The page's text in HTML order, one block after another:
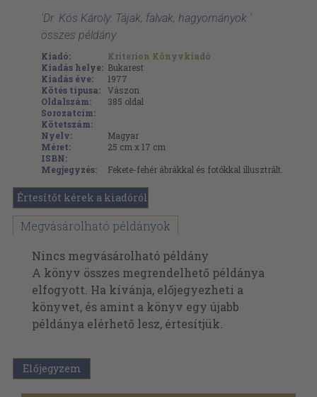
'Dr. Kós Károly: Tájak, falvak, hagyományok '
összes példány
Kiadó:
Kriterion Könyvkiadó
Kiadás helye: Bukarest
Kiadás éve:
1977
Kötés típusa:
Vászon
Oldalszám:
385 oldal
Sorozatcím:
Kötetszám:
Nyelv:
Magyar
Méret:
25 cm x 17 cm
ISBN:
Megjegyzés:
Fekete-fehér ábrákkal és fotókkal illusztrált.
Értesítőt kérek a kiadóról
Megvásárolható példányok
Nincs megvásárolható példány
A könyv összes megrendelhető példánya
elfogyott. Ha kívánja, előjegyezheti a
könyvet, és amint a könyv egy újabb
példánya elérhető lesz, értesítjük.
Előjegyzem